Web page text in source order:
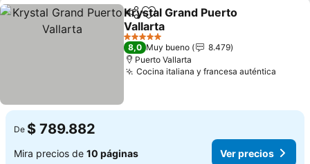
CompartirAgregar a favoritos
Krystal Grand Puerto
Vallarta
5 Estrellas
8,0 Muy bueno
8.479
Puerto Vallarta
Cocina italiana y francesa auténtica
De $ 789.882
Mira precios de 10 páginas Ver precios